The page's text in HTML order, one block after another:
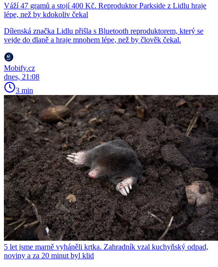
Váží 47 gramů a stojí 400 Kč. Reproduktor Parkside z Lidlu hraje
lépe, než by kdokoliv čekal
Dílenská značka Lidlu přišla s Bluetooth reproduktorem, který se
vejde do dlaně a hraje mnohem lépe, než by člověk čekal.
Mobify.cz
dnes, 21:08
3 min
5 let jsme marně vyháněli krtka. Zahradník vzal kuchyňský odpad,
noviny a za 20 minut byl klid